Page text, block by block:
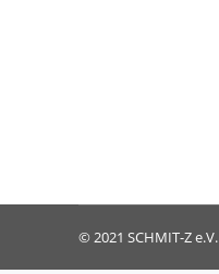
© 2021 SCHMIT-Z e.V.